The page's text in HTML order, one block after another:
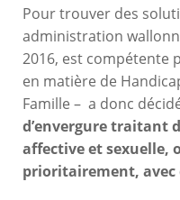
Pour trouver des
administration
2016, est compétente
en matière de
Famille – a donc
d’envergure traitant
affective et sexuelle,
prioritairement, avec